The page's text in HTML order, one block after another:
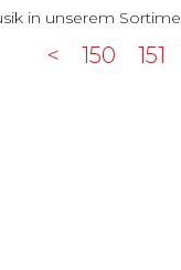
in unserem
< 150 151